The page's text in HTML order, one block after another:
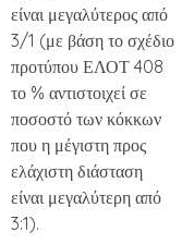
είναι μεγαλύτερος από
3/1 (με βάση το σχέδιο
προτύπου ΕΛΟΤ 408
το % αντιστοιχεί σε
ποσοστό των κόκκων
που η μέγιστη προς
ελάχιστη διάσταση
είναι μεγαλύτερη από
3:1).